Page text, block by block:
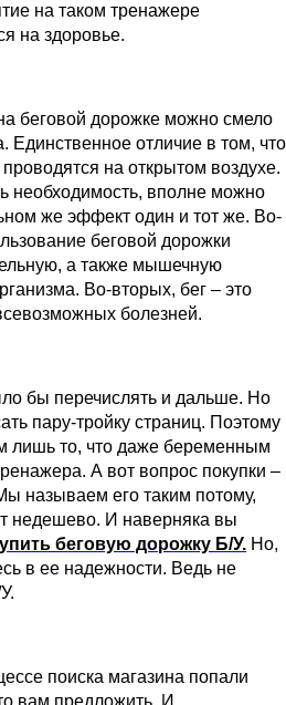
на таком тренажере
на здоровье.
беговой дорожке можно смело
Единственное отличие в том, что
на открытом воздухе.
необходимость, вполне можно
же эффект один и тот же. Во-
беговой дорожки
а также мышечную
Во-вторых, бег – это
болезней.
бы перечислять и дальше. Но
пару-тройку страниц. Поэтому
лишь то, что даже беременным
А вот вопрос покупки –
называем его таким потому,
недешево. И наверняка вы
беговую дорожку Б/У. Но,
в ее надежности. Ведь не
поиска магазина попали